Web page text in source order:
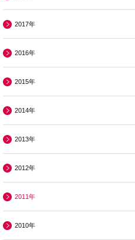
2017年
2016年
2015年
2014年
2013年
2012年
2011年
2010年